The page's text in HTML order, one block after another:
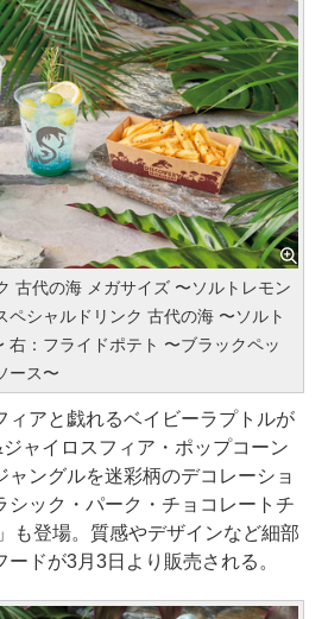
古代の海 メガサイズ 〜ソルトレモン
ペシャルドリンク 古代の海 〜ソルト
右：フライドポテト 〜ブラックペッ
ース〜
アと戯れるベイビーラプトルが
ャイロスフィア・ポップコーン
ャングルを迷彩柄のデコレーショ
シック・パーク・チョコレートチ
も登場。質感やデザインなど細部
ドが3月3日より販売される。